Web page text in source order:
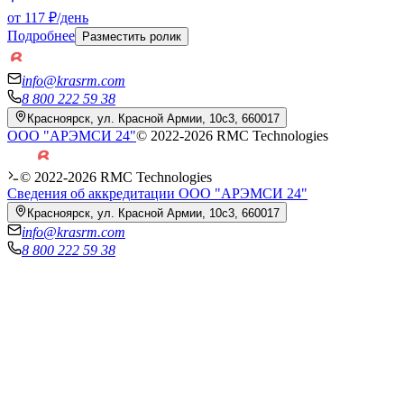
от 117 ₽/день
Подробнее Разместить ролик
info@krasrm.com
8 800 222 59 38
Красноярск, ул. Красной Армии, 10с3, 660017
ООО "АРЭМСИ 24"© 2022-2026 RMC Technologies
© 2022-2026 RMC Technologies
Сведения об аккредитации ООО "АРЭМСИ 24"
Красноярск, ул. Красной Армии, 10с3, 660017
info@krasrm.com
8 800 222 59 38